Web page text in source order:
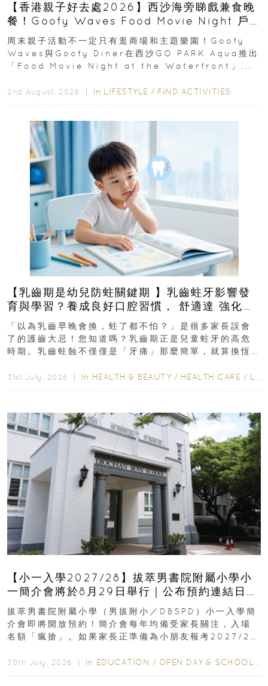
【香港親子好去處2026】西沙海旁睇戲兼食晚
餐！Goofy Waves Food Movie Night 戶
外影院逢週末登場
周末親子活動不一定只有逛商場和主題樂園！Goofy
Waves與Goofy Diner在西沙GO PARK Aqua推出
「Food Movie Night at the Waterfront」...
2nd August, 2026 ｜ In LIFESTYLE / FIND ACTIVITIES
【乳齒期是幼兒防蛀關鍵期 】乳齒蛀牙影響發
育與學習？養成良好口腔習慣， 舒適達 強化琺
瑯質 兒童牙膏防護指南
「以為乳齒早晚會換，蛀了都不怕？」是很多家長誤會
了的護齒大忌！您知道嗎？乳齒期正是兒童蛀牙的高危
時期。乳齒蛀蝕不僅僅是「牙痛」那麼簡單，就算換恆
31st July, 2026 ｜ In HEALTH & BEAUTY / HEALTH CARE / LIFESTYLE
【小一入學2027/28】拔萃男書院附屬小學小
一簡介會將於8月29日舉行｜公布預約連結日期
｜更設有網上重溫
拔萃男書院附屬小學（男拔附小／DBSPD）小一入學簡
介會即將開放預約！簡介會每年均備受家長關注，入場
名額「瘋搶」。如果家長正準備為小朋友報考2027/28
30th July, 2026 ｜ In EDUCATION / OPEN DAY & SCHOOL EVENTS